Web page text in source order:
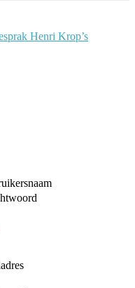
Henri Krop’s